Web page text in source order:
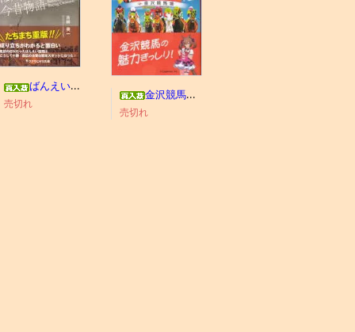
ばんえい競馬今昔物語
売切れ
金沢競馬わくわくブック
売切れ